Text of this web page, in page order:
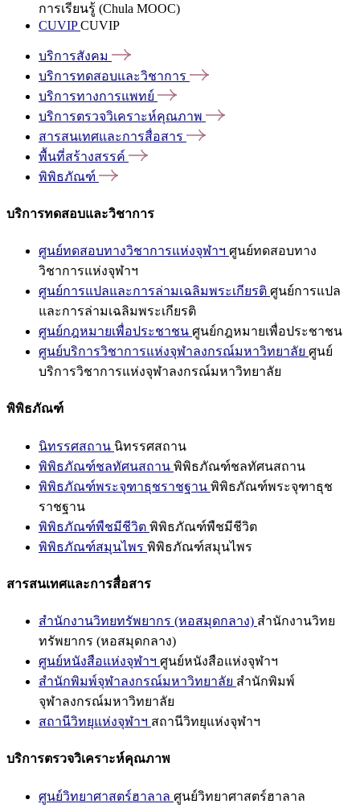
การเรียนรู้ (Chula MOOC)
CUVIPCUVIP
บริการสังคม
บริการทดสอบและวิชาการ
บริการทางการแพทย์
บริการตรวจวิเคราะห์คุณภาพ
สารสนเทศและการสื่อสาร
พื้นที่สร้างสรรค์
พิพิธภัณฑ์
บริการทดสอบและวิชาการ
ศูนย์ทดสอบทางวิชาการแห่งจุฬาฯ ศูนย์ทดสอบทาง
วิชาการแห่งจุฬาฯ
ศูนย์การแปลและการล่ามเฉลิมพระเกียรติ ศูนย์การแปล
และการล่ามเฉลิมพระเกียรติ
ศูนย์กฎหมายเพื่อประชาชน ศูนย์กฎหมายเพื่อประชาชน
ศูนย์บริการวิชาการแห่งจุฬาลงกรณ์มหาวิทยาลัย ศูนย์
บริการวิชาการแห่งจุฬาลงกรณ์มหาวิทยาลัย
พิพิธภัณฑ์
นิทรรศสถาน นิทรรศสถาน
พิพิธภัณฑ์ชลทัศนสถาน พิพิธภัณฑ์ชลทัศนสถาน
พิพิธภัณฑ์พระจุฑาธุชราชฐาน พิพิธภัณฑ์พระจุฑาธุช
ราชฐาน
พิพิธภัณฑ์พืชมีชีวิต พิพิธภัณฑ์พืชมีชีวิต
พิพิธภัณฑ์สมุนไพร พิพิธภัณฑ์สมุนไพร
สารสนเทศและการสื่อสาร
สำนักงานวิทยทรัพยากร (หอสมุดกลาง) สำนักงานวิทย
ทรัพยากร (หอสมุดกลาง)
ศูนย์หนังสือแห่งจุฬาฯ ศูนย์หนังสือแห่งจุฬาฯ
สำนักพิมพ์จุฬาลงกรณ์มหาวิทยาลัย สำนักพิมพ์
จุฬาลงกรณ์มหาวิทยาลัย
สถานีวิทยุแห่งจุฬาฯ สถานีวิทยุแห่งจุฬาฯ
บริการตรวจวิเคราะห์คุณภาพ
ศูนย์วิทยาศาสตร์ฮาลาล ศูนย์วิทยาศาสตร์ฮาลาล